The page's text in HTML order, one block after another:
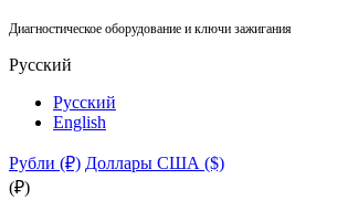
Диагностическое оборудование и ключи зажигания
Русский
Русский
English
Рубли (₽) Доллары США ($)
(₽)